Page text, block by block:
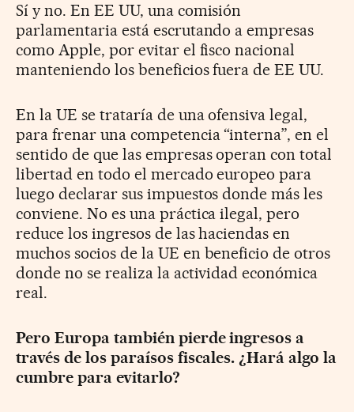
Sí y no. En EE UU, una comisión
parlamentaria está escrutando a empresas
como Apple, por evitar el fisco nacional
manteniendo los beneficios fuera de EE UU.
En la UE se trataría de una ofensiva legal,
para frenar una competencia “interna”, en el
sentido de que las empresas operan con total
libertad en todo el mercado europeo para
luego declarar sus impuestos donde más les
conviene. No es una práctica ilegal, pero
reduce los ingresos de las haciendas en
muchos socios de la UE en beneficio de otros
donde no se realiza la actividad económica
real.
Pero Europa también pierde ingresos a
través de los paraísos fiscales. ¿Hará algo la
cumbre para evitarlo?